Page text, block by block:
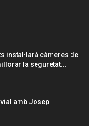
instal·larà càmeres de
la seguretat...
amb Josep